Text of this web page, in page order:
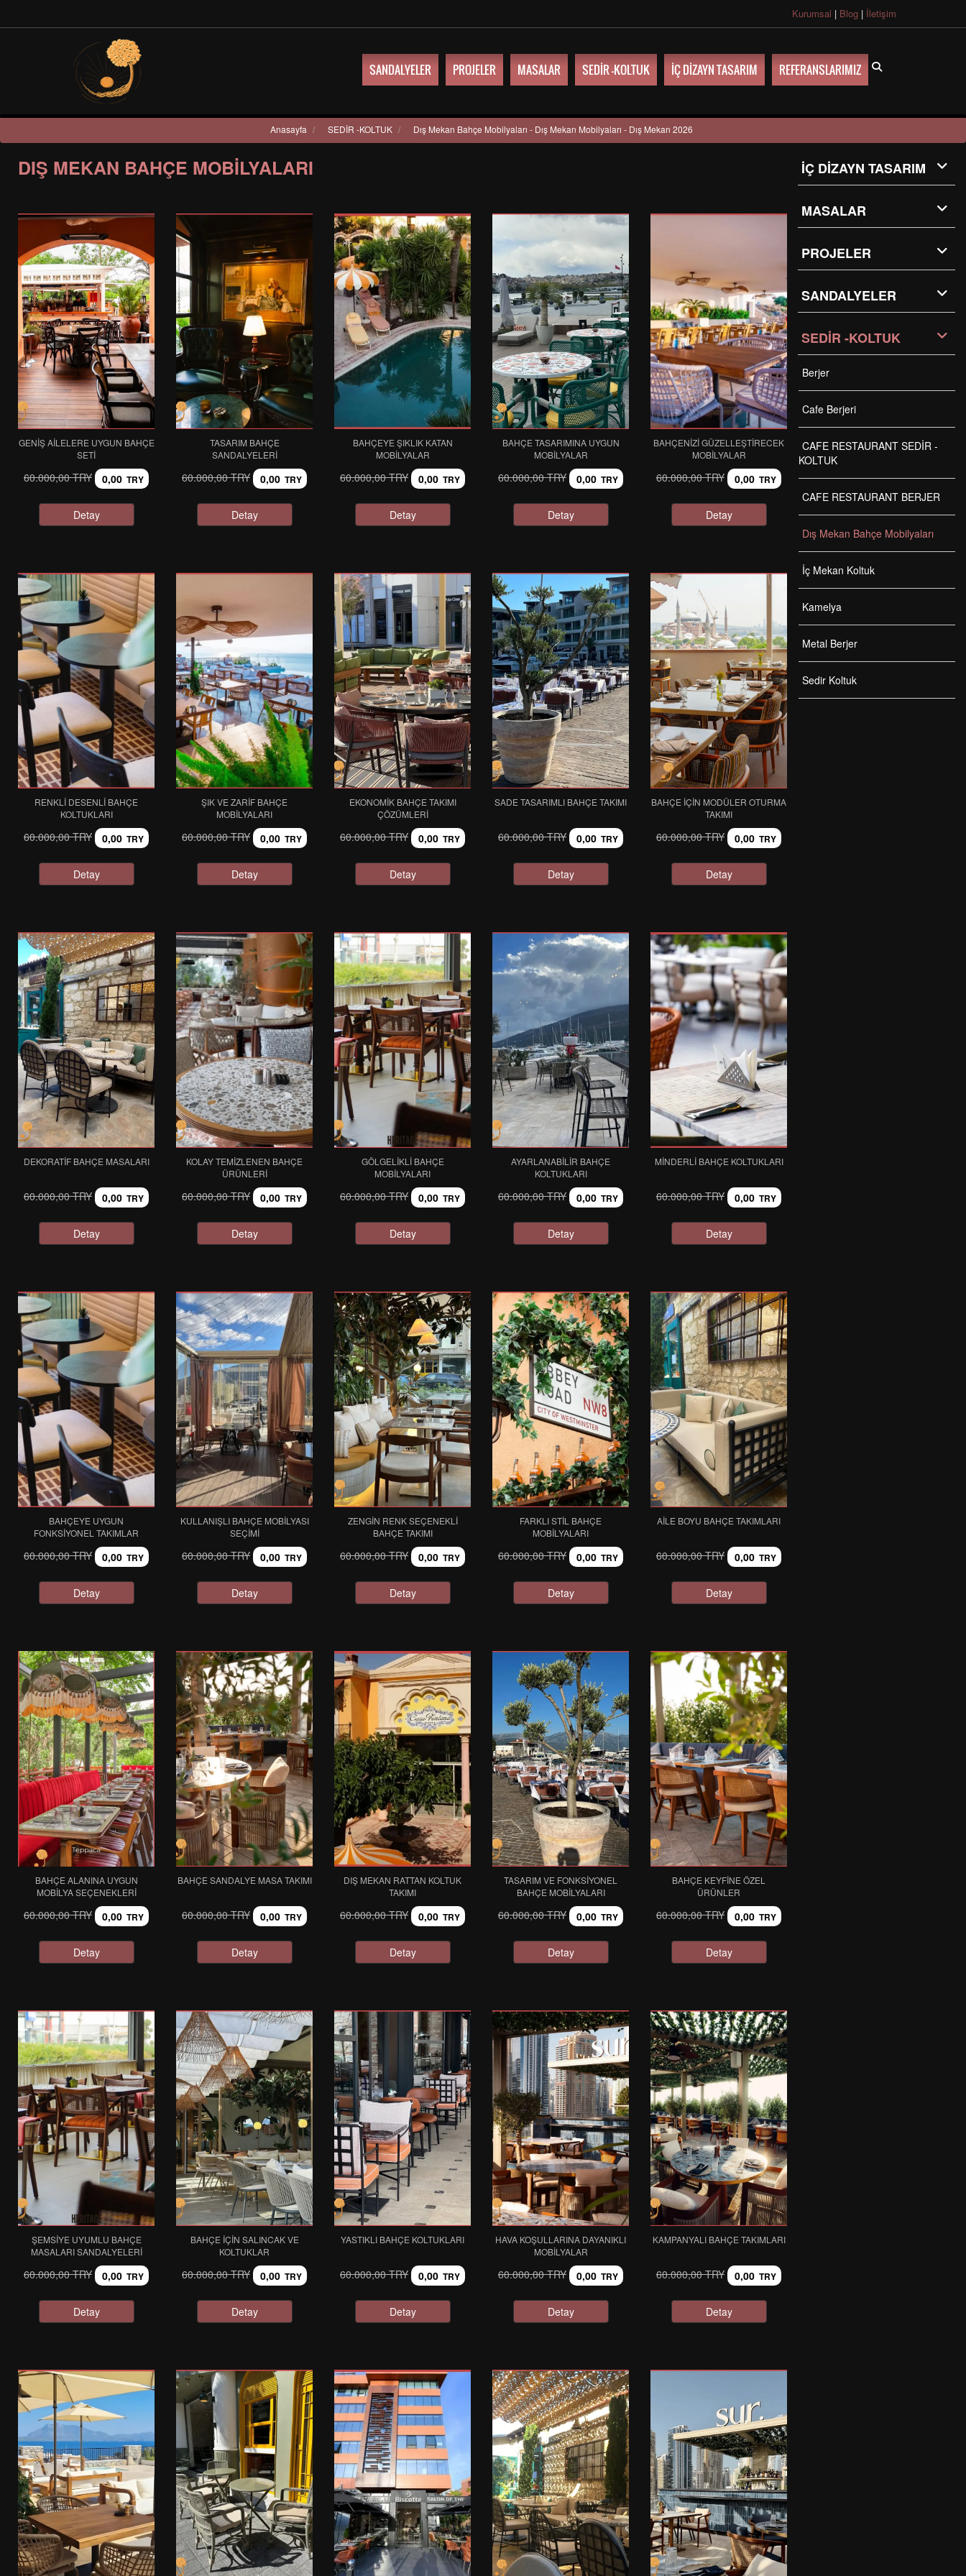
Kurumsal | Blog | İletişim
SANDALYELER PROJELER MASALAR SEDİR -KOLTUK İÇ DİZAYN TASARIM REFERANSLARIMIZ
Anasayfa / SEDİR -KOLTUK / Dış Mekan Bahçe Mobilyaları - Dış Mekan Mobilyaları - Dış Mekan 2026
DIŞ MEKAN BAHÇE MOBILYALARI
GENIŞ AILELERE UYGUN BAHÇE
SETI
60.000,00 TRY 0,00 TRY
Detay
TASARIM BAHÇE
SANDALYELERI
60.000,00 TRY 0,00 TRY
Detay
BAHÇEYE ŞIKLIK KATAN
MOBILYALAR
60.000,00 TRY 0,00 TRY
Detay
BAHÇE TASARIMINA UYGUN
MOBILYALAR
60.000,00 TRY 0,00 TRY
Detay
BAHÇENIZI GÜZELLEŞTIRECEK
MOBILYALAR
60.000,00 TRY 0,00 TRY
Detay
RENKLI DESENLI BAHÇE
KOLTUKLARI
60.000,00 TRY 0,00 TRY
Detay
ŞIK VE ZARIF BAHÇE
MOBILYALARI
60.000,00 TRY 0,00 TRY
Detay
EKONOMIK BAHÇE TAKIMI
ÇÖZÜMLERI
60.000,00 TRY 0,00 TRY
Detay
SADE TASARIMLI BAHÇE TAKIMI
60.000,00 TRY 0,00 TRY
Detay
BAHÇE İÇIN MODÜLER OTURMA
TAKIMI
60.000,00 TRY 0,00 TRY
Detay
DEKORATIF BAHÇE MASALARI
60.000,00 TRY 0,00 TRY
Detay
KOLAY TEMIZLENEN BAHÇE
ÜRÜNLERI
60.000,00 TRY 0,00 TRY
Detay
GÖLGELIKLI BAHÇE
MOBILYALARI
60.000,00 TRY 0,00 TRY
Detay
AYARLANABILIR BAHÇE
KOLTUKLARI
60.000,00 TRY 0,00 TRY
Detay
MINDERLI BAHÇE KOLTUKLARI
60.000,00 TRY 0,00 TRY
Detay
BAHÇEYE UYGUN
FONKSIYONEL TAKIMLAR
60.000,00 TRY 0,00 TRY
Detay
KULLANIŞLI BAHÇE MOBILYASI
SEÇIMI
60.000,00 TRY 0,00 TRY
Detay
ZENGIN RENK SEÇENEKLI
BAHÇE TAKIMI
60.000,00 TRY 0,00 TRY
Detay
FARKLI STIL BAHÇE
MOBILYALARI
60.000,00 TRY 0,00 TRY
Detay
AILE BOYU BAHÇE TAKIMLARI
60.000,00 TRY 0,00 TRY
Detay
BAHÇE ALANINA UYGUN
MOBILYA SEÇENEKLERI
60.000,00 TRY 0,00 TRY
Detay
BAHÇE SANDALYE MASA TAKIMI
60.000,00 TRY 0,00 TRY
Detay
DIŞ MEKAN RATTAN KOLTUK
TAKIMI
60.000,00 TRY 0,00 TRY
Detay
TASARIM VE FONKSIYONEL
BAHÇE MOBILYALARI
60.000,00 TRY 0,00 TRY
Detay
BAHÇE KEYFINE ÖZEL
ÜRÜNLER
60.000,00 TRY 0,00 TRY
Detay
ŞEMSIYE UYUMLU BAHÇE
MASALARI SANDALYELERI
60.000,00 TRY 0,00 TRY
Detay
BAHÇE İÇIN SALINCAK VE
KOLTUKLAR
60.000,00 TRY 0,00 TRY
Detay
YASTIKLI BAHÇE KOLTUKLARI
60.000,00 TRY 0,00 TRY
Detay
HAVA KOŞULLARINA DAYANIKLI
MOBILYALAR
60.000,00 TRY 0,00 TRY
Detay
KAMPANYALI BAHÇE TAKIMLARI
60.000,00 TRY 0,00 TRY
Detay
İÇ DİZAYN TASARIM
MASALAR
PROJELER
SANDALYELER
SEDİR -KOLTUK
Berjer
Cafe Berjeri
CAFE RESTAURANT SEDİR -
KOLTUK
CAFE RESTAURANT BERJER
Dış Mekan Bahçe Mobilyaları
İç Mekan Koltuk
Kamelya
Metal Berjer
Sedir Koltuk